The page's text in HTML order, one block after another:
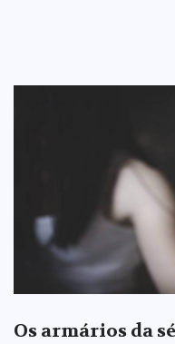
Os armários da